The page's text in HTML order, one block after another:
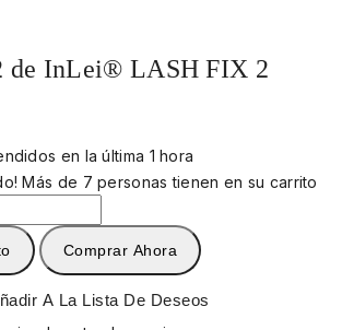
de InLei® LASH FIX 2
en la última 1 hora
Más de 7 personas tienen en su carrito
Comprar Ahora
A La Lista De Deseos